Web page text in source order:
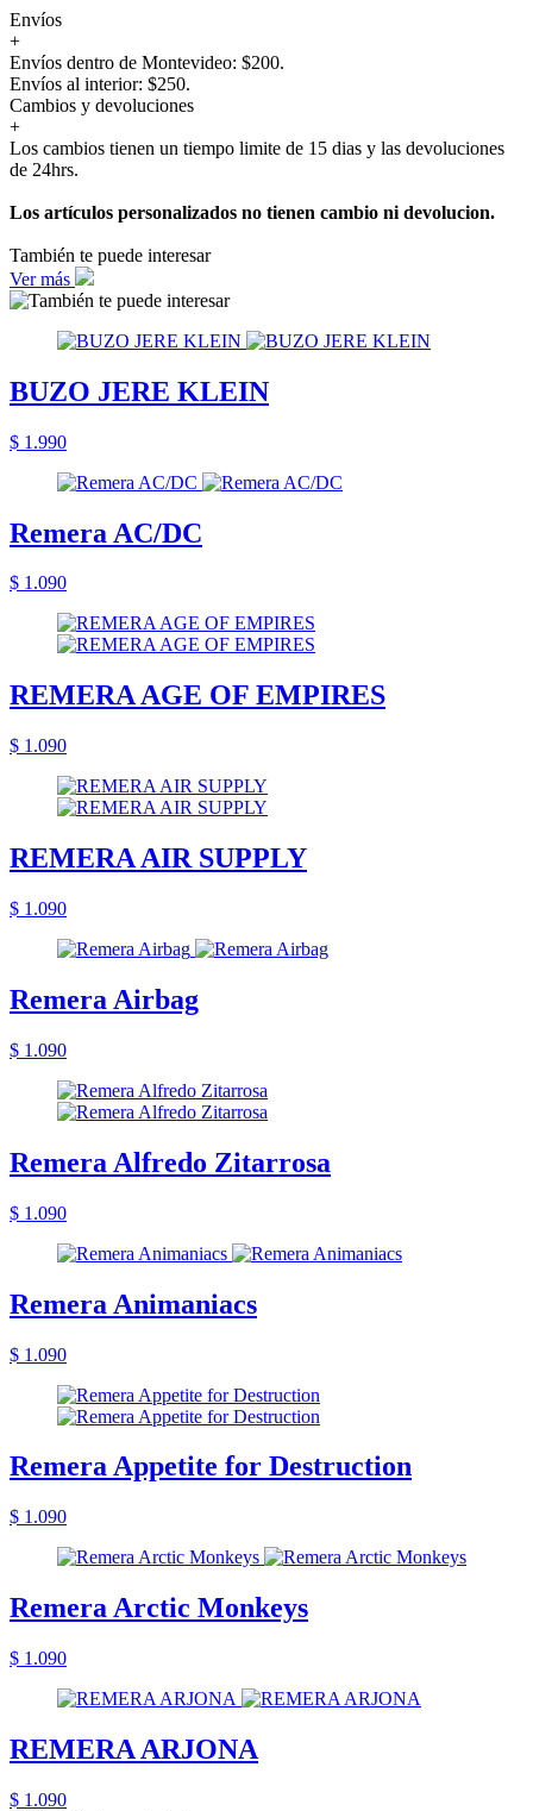
Envíos
+
Envíos dentro de Montevideo: $200.
Envíos al interior: $250.
Cambios y devoluciones
+
Los cambios tienen un tiempo limite de 15 dias y las devoluciones
de 24hrs.
Los artículos personalizados no tienen cambio ni devolucion.
También te puede interesar
Ver más
BUZO JERE KLEIN
$ 1.990
Remera AC/DC
$ 1.090
REMERA AGE OF EMPIRES
$ 1.090
REMERA AIR SUPPLY
$ 1.090
Remera Airbag
$ 1.090
Remera Alfredo Zitarrosa
$ 1.090
Remera Animaniacs
$ 1.090
Remera Appetite for Destruction
$ 1.090
Remera Arctic Monkeys
$ 1.090
REMERA ARJONA
$ 1.090